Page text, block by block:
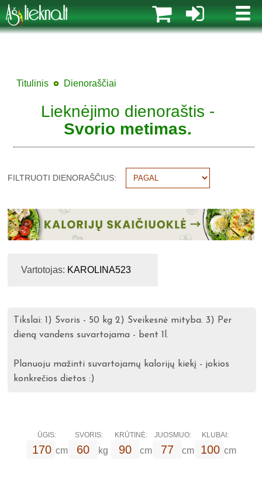
MENIU
Titulinis Dienoraščiai
Lieknėjimo dienoraštis -
Svorio metimas.
FILTRUOTI DIENORAŠČIUS:
Vartotojas: KAROLINA523
Tikslai: 1) Svoris - 50 kg 2) Sveikesnė mityba. 3) Per
dieną vandens suvartojama - bent 1l.
Planuoju mažinti suvartojamų kalorijų kiekį - jokios
konkrečios dietos :)
ŪGIS: SVORIS: KRŪTINĖ: JUOSMUO: KLUBAI:
170 cm 60 kg 90 cm 77 cm 100 cm